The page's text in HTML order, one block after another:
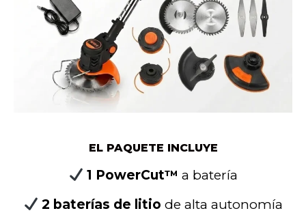
EL PAQUETE INCLUYE
1 PowerCut™ a batería
2 baterías de litio de alta autonomía